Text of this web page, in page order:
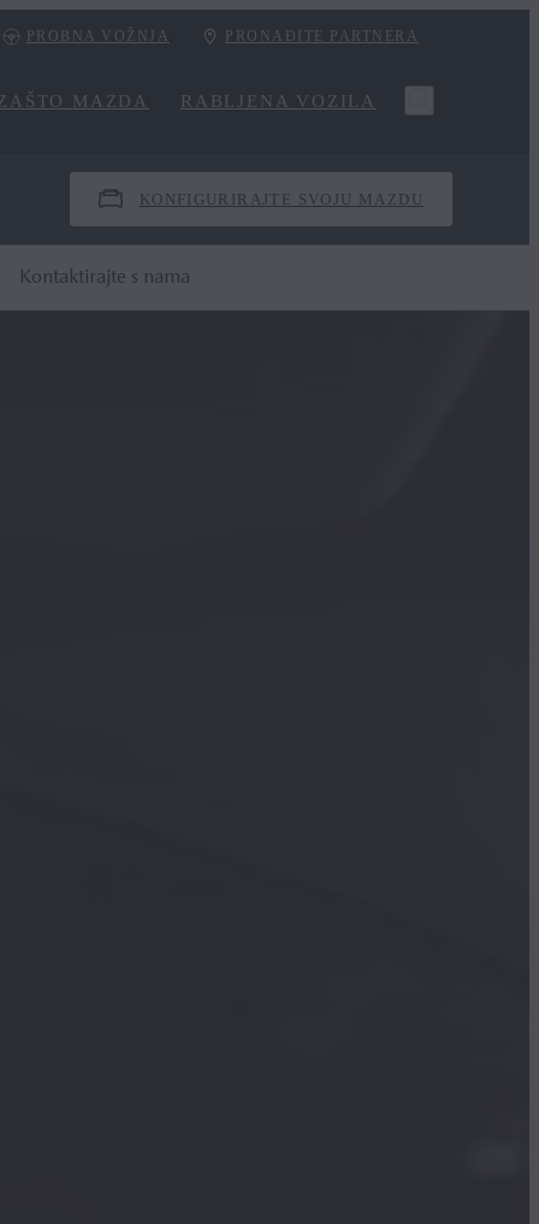
PROBNA VOŽNJA PRONAĐITE PARTNERA
MAZDA RABLJENA VOZILA
KONFIGURIRAJTE SVOJU MAZDU
Kontaktirajte s nama